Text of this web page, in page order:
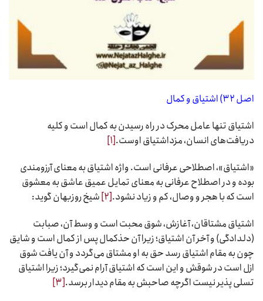
اصل ۳۲) اشتیاق و کمال
اشتیاق تنها عامل محرک در راه رسیدن به کمال است و کلیه
دریافت‌های انسان، مزداشتیاق اوست.[۱]
«اشتیاق»، اصطلاحی عرفانی است. واژه اشتیاق به معنای آرزومندی
بوده و در اصطلاح عرفانی به معنای تمایل عمیق عاشق به معشوق
است که با هجر و وصال، کم و زیاد نشود.[۲]
شیخ روزبهان گوید:
اشتیاق مشتاقان، آغازش، شوق محبت است و وسط آن، صبابت
(دلدادگی) و آخر آن اشتیاق؛ زیرا آن حذکمال پس از کمال است و شایق
چون به مقام اشتیاق رسد حق به او مشتاق می‌گردد و آن یافت شوق
ازل است در شوقش و این است که اشتیاق آرام نمی‌گیرد؛ زیرا اشتیاق
تسلی پذیر نیست اگرچه صاحبش به مقام دیدار برسد.[۳]